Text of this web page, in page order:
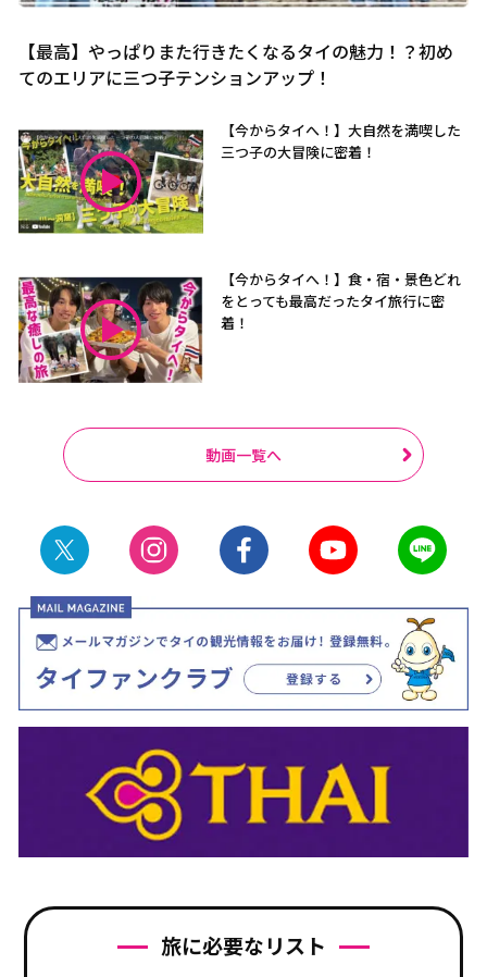
【最高】やっぱりまた行きたくなるタイの魅力！？初め
てのエリアに三つ子テンションアップ！
【今からタイへ！】大自然を満喫した
三つ子の大冒険に密着！
【今からタイへ！】食・宿・景色どれ
をとっても最高だったタイ旅行に密
着！
動画一覧へ
旅に必要なリスト